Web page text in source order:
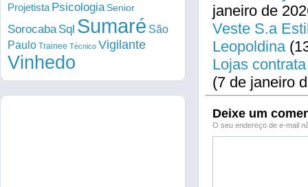
janeiro de
Veste S.a
Leopoldina
Lojas
(7 de janeiro
Deixe um
O seu endereço de e-mail
Projetista PsicologiaSenior
Sorocaba Sql Sumaré São
Paulo Trainee Técnico Vigilante
Vinhedo